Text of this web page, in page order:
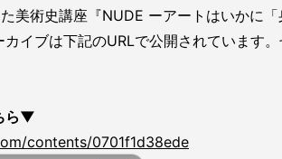
美術史講座『NUDE ーアートはいかに
イブは下記のURLで公開されています
ら▼
contents/0701f1d38ede